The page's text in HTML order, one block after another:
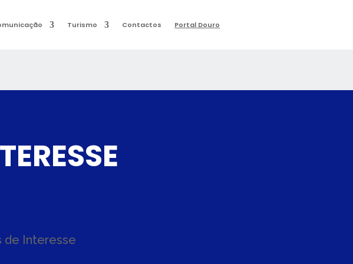
Turismo Contactos Portal Douro
de Interesse